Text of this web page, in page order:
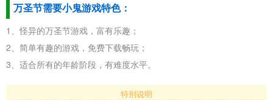
万圣节需要小鬼游戏特色：
1、怪异的万圣节游戏，富有乐趣；
2、简单有趣的游戏，免费下载畅玩；
3、适合所有的年龄阶段，有难度水平。
特别说明